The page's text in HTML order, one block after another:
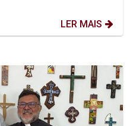
LER MAIS